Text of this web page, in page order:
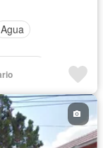
Agua
cable